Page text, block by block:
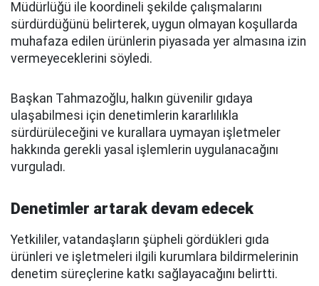
Müdürlüğü ile koordineli şekilde çalışmalarını
sürdürdüğünü belirterek, uygun olmayan koşullarda
muhafaza edilen ürünlerin piyasada yer almasına izin
vermeyeceklerini söyledi.
Başkan Tahmazoğlu, halkın güvenilir gıdaya
ulaşabilmesi için denetimlerin kararlılıkla
sürdürüleceğini ve kurallara uymayan işletmeler
hakkında gerekli yasal işlemlerin uygulanacağını
vurguladı.
Denetimler artarak devam edecek
Yetkililer, vatandaşların şüpheli gördükleri gıda
ürünleri ve işletmeleri ilgili kurumlara bildirmelerinin
denetim süreçlerine katkı sağlayacağını belirtti.